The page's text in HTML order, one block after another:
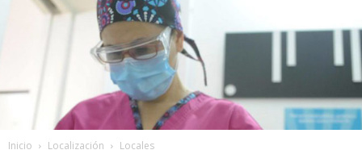
Inicio Localización Locales